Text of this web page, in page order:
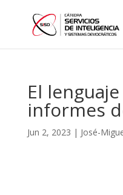
El
informes
Jun 2, 2023 | José-